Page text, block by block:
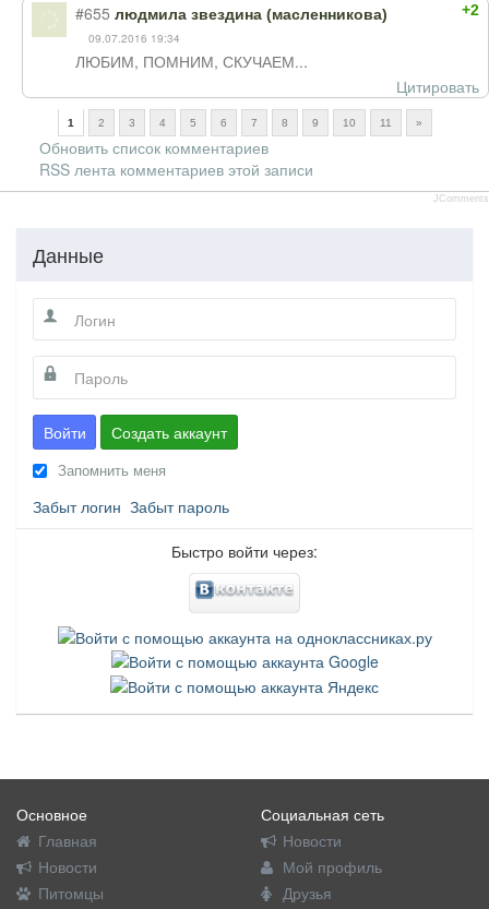
+2
#655 людмила звездина (масленникова)
09.07.2016 19:34
ЛЮБИМ, ПОМНИМ, СКУЧАЕМ...
Цитировать
1 2 3 4 5 6 7 8 9 10 11 »
Обновить список комментариев
RSS лента комментариев этой записи
JComments
Данные
Войти Создать аккаунт
Запомнить меня
Забыт логин Забыт пароль
Быстро войти через:
Основное
Главная
Новости
Питомцы
Социальная сеть
Новости
Мой профиль
Друзья